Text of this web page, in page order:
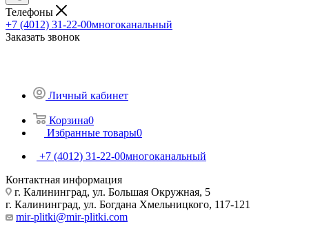
Телефоны
+7 (4012) 31-22-00многоканальный
Заказать звонок
Личный кабинет
Корзина0
Избранные товары0
+7 (4012) 31-22-00многоканальный
Контактная информация
г. Калининград, ул. Большая Окружная, 5
г. Калининград, ул. Богдана Хмельницкого, 117-121
mir-plitki@mir-plitki.com